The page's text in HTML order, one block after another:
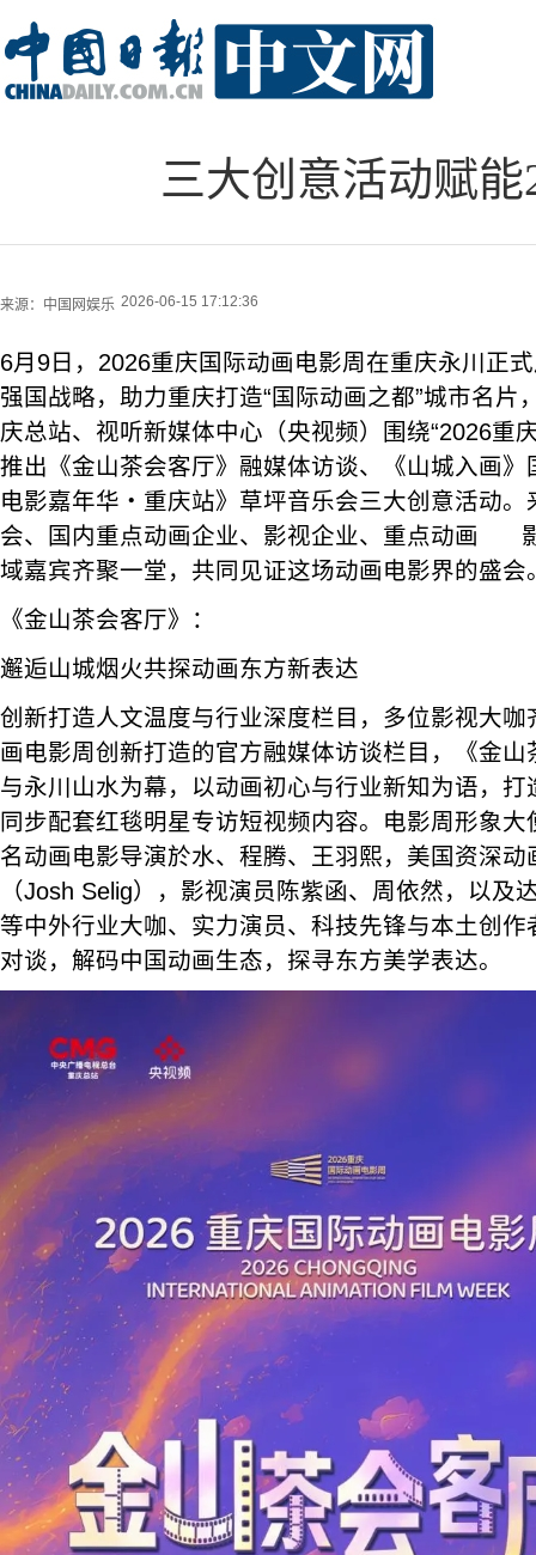
三大创意活动赋
来源： 中国网娱乐 2026-06-15 17:12:36
6月9日，2026重庆国际动画电影周在重庆永川正
强国战略，助力重庆打造“国际动画之都”城市名片
庆总站、视听新媒体中心（央视频）围绕“2026重
推出《金山茶会客厅》融媒体访谈、《山城入画
电影嘉年华・重庆站》草坪音乐会三大创意活动
会、国内重点动画企业、影视企业、重点动画
域嘉宾齐聚一堂，共同见证这场动画电影界的盛会
《金山茶会客厅》：
邂逅山城烟火共探动画东方新表达
创新打造人文温度与行业深度栏目，多位影视大
画电影周创新打造的官方融媒体访谈栏目，《金
与永川山水为幕，以动画初心与行业新知为语，
同步配套红毯明星专访短视频内容。电影周形象
名动画电影导演於水、程腾、王羽熙，美国资深动
（Josh Selig），影视演员陈紫函、周依然，以及
等中外行业大咖、实力演员、科技先锋与本土创
对谈，解码中国动画生态，探寻东方美学表达。